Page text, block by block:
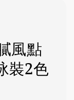
風點
裝2色